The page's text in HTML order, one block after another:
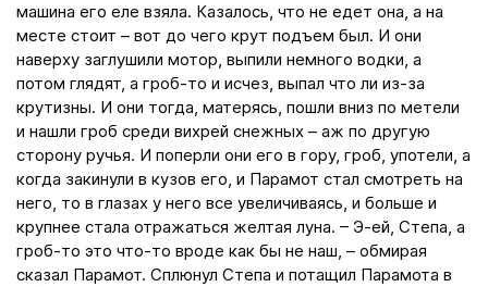
машина его еле взяла. Казалось, что не едет она, а на
месте стоит – вот до чего крут подъем был. И они
наверху заглушили мотор, выпили немного водки, а
потом глядят, а гроб-то и исчез, выпал что ли из-за
крутизны. И они тогда, матерясь, пошли вниз по метели
и нашли гроб среди вихрей снежных – аж по другую
сторону ручья. И поперли они его в гору, гроб, употели, а
когда закинули в кузов его, и Парамот стал смотреть на
него, то в глазах у него все увеличиваясь, и больше и
крупнее стала отражаться желтая луна. – Э-ей, Степа, а
гроб-то это что-то вроде как бы не наш, – обмирая
сказал Парамот. Сплюнул Степа и потащил Парамота в